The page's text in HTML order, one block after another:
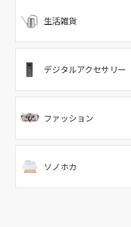
生活雑貨
デジタルアクセサリー
ファッション
ソノホカ